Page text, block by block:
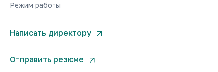
Режим работы
Написать директору
Отправить резюме